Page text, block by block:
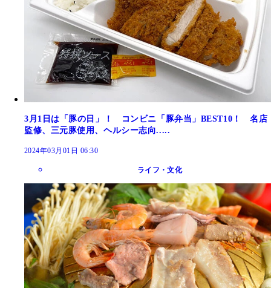
3月1日は「豚の日」！ コンビニ「豚弁当」BEST10！ 名店
監修、三元豚使用、ヘルシー志向.....
2024年03月01日 06:30
ライフ・文化